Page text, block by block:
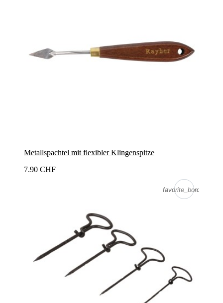
Metallspachtel mit flexibler Klingenspitze
7.90 CHF
favorite_border
favorite_border